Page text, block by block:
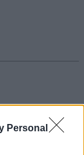
Personal